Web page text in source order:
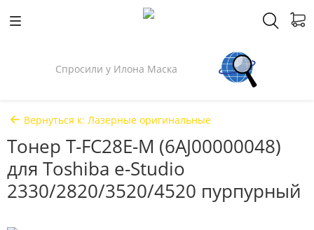
Спросили у Илона Маска
Вернуться к: Лазерные оригинальные
Тонер T-FC28E-M (6AJ00000048)
для Toshiba e-Studio
2330/2820/3520/4520 пурпурный